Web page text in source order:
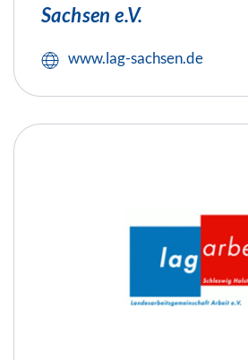
Sachsen e.V.
www.lag-sachsen.de